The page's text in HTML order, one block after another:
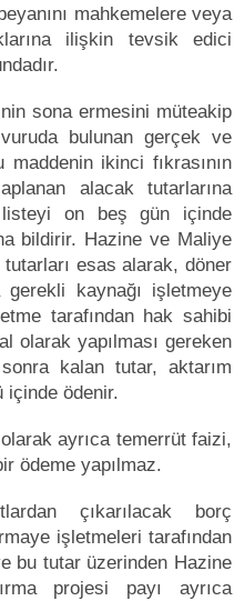
mahkemelere veya
ilişkin tevsik edici
sona ermesini müteakip
bulunan gerçek ve
ikinci fıkrasının
alacak tutarlarına
on beş gün içinde
bildirir. Hazine ve Maliye
esas alarak, döner
kaynağı işletmeye
tarafından hak sahibi
olarak yapılması gereken
kalan tutar, aktarım
içinde ödenir.
ayrıca temerrüt faizi,
ödeme yapılmaz.
çıkarılacak borç
işletmeleri tarafından
bu tutar üzerinden Hazine
projesi payı ayrıca